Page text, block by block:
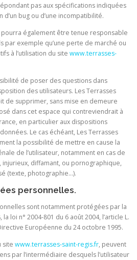
pas aux spécifications indiquées
d’un bug ou d’une incompatibilité.
pourra également être tenue responsable
par exemple qu’une perte de marché ou
à l’utilisation du site www.terrasses-
de poser des questions dans
des utilisateurs. Les Terrasses
de supprimer, sans mise en demeure
dans cet espace qui contreviendrait à
en particulier aux dispositions
Le cas échéant, Les Terrasses
la possibilité de mettre en cause la
de l’utilisateur, notamment en cas de
injurieux, diffamant, ou pornographique,
(texte, photographie…).
personnelles.
sont notamment protégées par la
loi n° 2004-801 du 6 août 2004, l’article L.
Européenne du 24 octobre 1995.
site www.terrasses-saint-regis.fr, peuvent
par l’intermédiaire desquels l’utilisateur